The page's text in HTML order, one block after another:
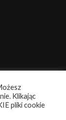
Klikając
pliki cookie